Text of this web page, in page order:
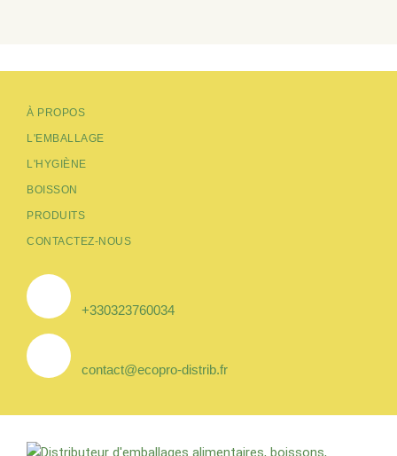
À PROPOS
L'EMBALLAGE
L'HYGIÈNE
BOISSON
PRODUITS
CONTACTEZ-NOUS
+330323760034
contact@ecopro-distrib.fr